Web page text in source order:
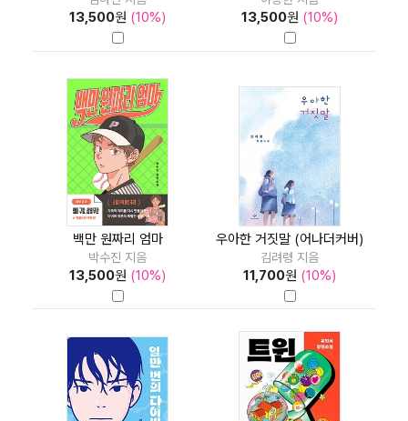
13,500원 (10%) 13,500원 (10%)
백만 원짜리 엄마
박수진 지음
13,500원 (10%)
우아한 거짓말 (어나더커버)
김려령 지음
11,700원 (10%)